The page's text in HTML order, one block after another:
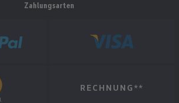
Zahlungsarten
RECHNUNG**